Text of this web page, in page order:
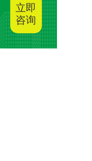
立即
咨询